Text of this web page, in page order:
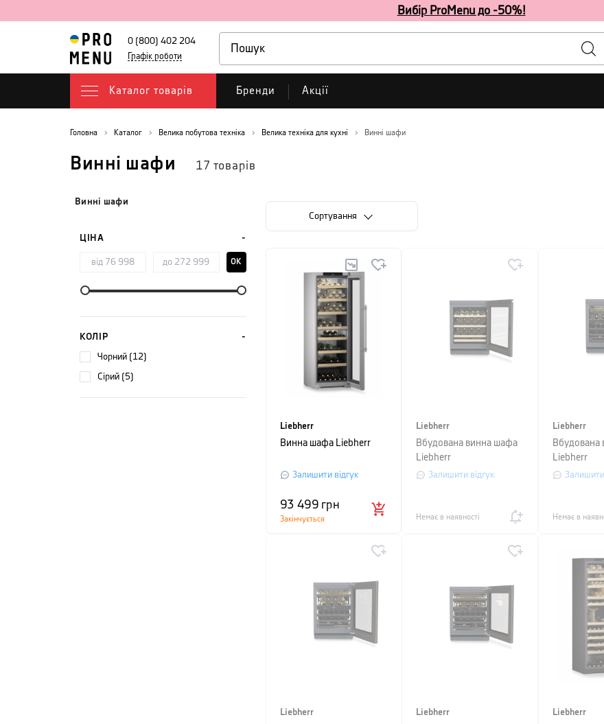
Вибір ProMenu до -50%!
0 (800) 402 204
Графік роботи
Каталог товарів Бренди Акції
Головна Каталог Велика побутова техніка Велика техніка для кухні Винні шафи
Винні шафи 17 товарів
Винні шафи
ЦІНА
OK
КОЛІР
чорний (12)
сірий (5)
Сортування
Liebherr
Винна шафа Liebherr
Залишити відгук
93 499грн
Закінчується
Liebherr
Вбудована винна шафа
Liebherr
Залишити відгук
Немає в наявності
Liebherr
Вбудована
Liebherr
Залишити
Немає в
Liebherr
Liebherr
Liebherr